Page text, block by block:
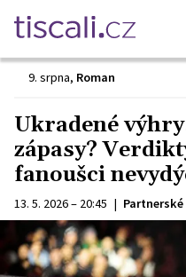
9. srpna, Roman
Ukradené
zápasy?
fanoušci
13. 5. 2026 – 20:45 |